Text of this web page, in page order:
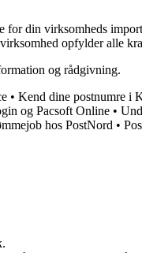
din virksomheds
opfylder alle
og rådgivning.
• Kend dine postnumre i
og Pacsoft Online •
hos PostNord •